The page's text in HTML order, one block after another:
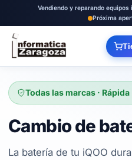
Vendiendo y reparando
Próxima
Todas las marcas ·
Cambio de
La batería de tu iQOO